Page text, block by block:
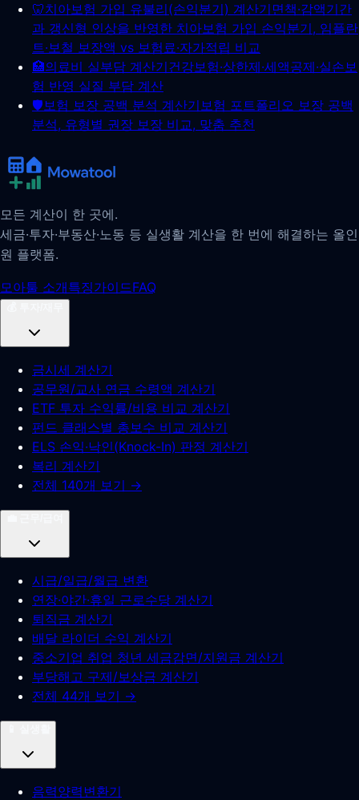
🦷치아보험 가입 유불리(손익분기) 계산기 면책·감액기간
과 갱신형 인상을 반영한 치아보험 가입 손익분기, 임플란
트·보철 보장액 vs 보험료·자가적립 비교
🏥의료비 실부담 계산기건강보험·상한제·세액공제·실손보
험 반영 실질 부담 계산
🛡️보험 보장 공백 분석 계산기보험 포트폴리오 보장 공백
분석, 유형별 권장 보장 비교, 맞춤 추천
모든 계산이 한 곳에.
세금·투자·부동산·노동 등 실생활 계산을 한 번에 해결하는 올인
원 플랫폼.
모아툴 소개특징가이드FAQ
금시세 계산기
공무원/교사 연금 수령액 계산기
ETF 투자 수익률/비용 비교 계산기
펀드 클래스별 총보수 비교 계산기
ELS 손익·낙인(Knock-In) 판정 계산기
복리 계산기
전체 140개 보기 →
시급/일급/월급 변환
연장·야간·휴일 근로수당 계산기
퇴직금 계산기
배달 라이더 수익 계산기
중소기업 취업 청년 세금감면/지원금 계산기
부당해고 구제/보상금 계산기
전체 44개 보기 →
음력양력변환기